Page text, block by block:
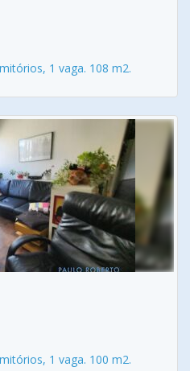
1 vaga. 108 m2.
1 vaga. 100 m2.